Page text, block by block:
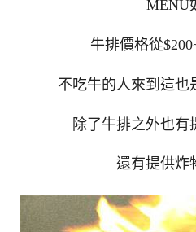
MENU
牛排價格從
不吃牛的人來到這也
除了牛排之外也有
還有提供炸